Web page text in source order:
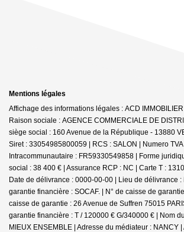
Mentions légales
Affichage des informations légales : ACD
Raison sociale : AGENCE COMMERCIALE DE
siège social : 160 Avenue de la République - 13880
Siret : 33054985800059 | RCS : SALON | Numero TVA
Intracommunautaire : FR59330549858 | Forme
social : 38 400 € | Assurance RCP : NC | Carte T :
Date de délivrance : 0000-00-00 | Lieu de délivrance :
garantie financière : SOCAF. | N° de caisse de
caisse de garantie : 26 Avenue de Suffren 75015
garantie financière : T / 120000 € G/340000 € | Nom
MIEUX ENSEMBLE | Adresse du médiateur : NANCY